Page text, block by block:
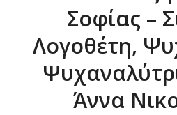
Σοφίας –
Λογοθέτη,
Άννα